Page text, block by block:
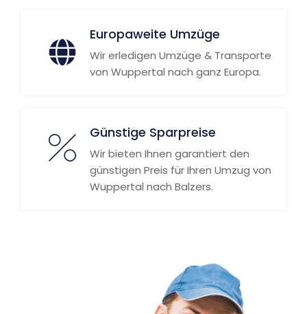
Europaweite Umzüge
Wir erledigen Umzüge & Transporte
von Wuppertal nach ganz Europa.
Günstige Sparpreise
Wir bieten Ihnen garantiert den
günstigen Preis für Ihren Umzug von
Wuppertal nach Balzers.